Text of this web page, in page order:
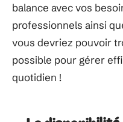
balance avec vos
professionnels ainsi
vous devriez pouvoir
possible pour gérer
quotidien !